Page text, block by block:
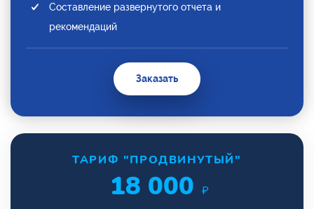
Составление развернутого отчета и
рекомендаций
Заказать
ТАРИФ "ПРОДВИНУТЫЙ"
18 000 ₽